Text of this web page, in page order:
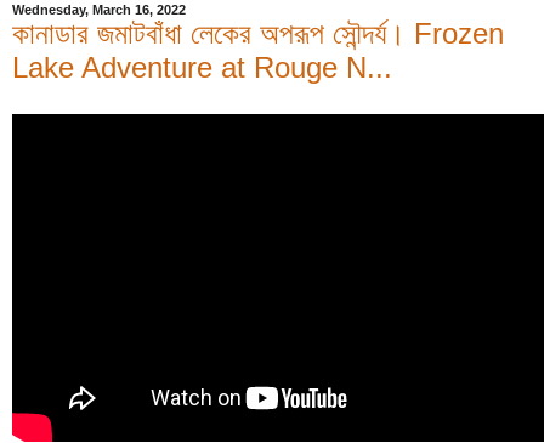
Wednesday, March 16, 2022
কানাডার জমাটবাঁধা লেকের অপরূপ সৌন্দর্য। Frozen
Lake Adventure at Rouge N...